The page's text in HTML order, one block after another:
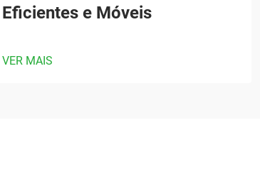
Eficientes e Móveis
VER MAIS